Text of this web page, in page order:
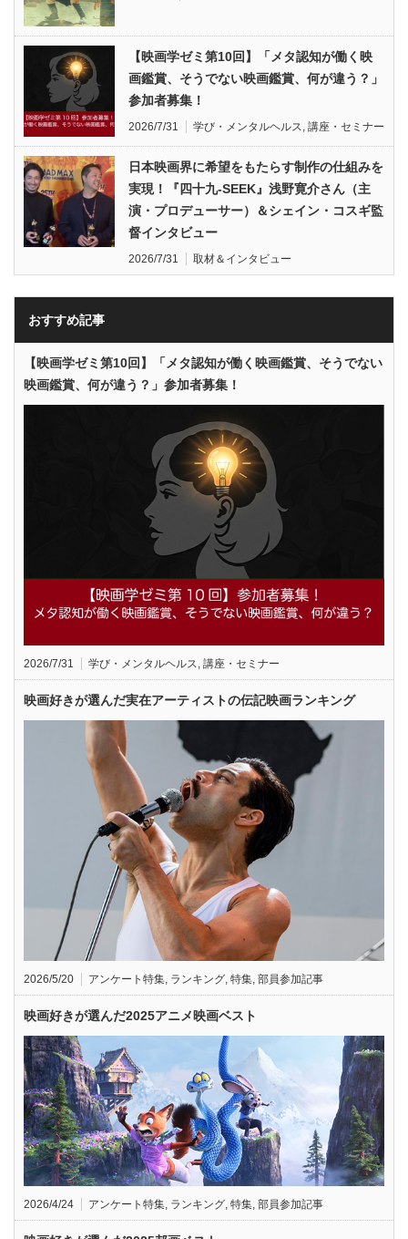
【映画学ゼミ第10回】「メタ認知が働く映
画鑑賞、そうでない映画鑑賞、何が違う？」
参加者募集！
2026/7/31 学び・メンタルヘルス 講座・セミナー
日本映画界に希望をもたらす制作の仕組みを
実現！『四十九-SEEK』浅野寛介さん（主
演・プロデューサー）＆シェイン・コスギ監
督インタビュー
2026/7/31 取材＆インタビュー
おすすめ記事
【映画学ゼミ第10回】「メタ認知が働く映画鑑賞、そうでない
映画鑑賞、何が違う？」参加者募集！
2026/7/31 学び・メンタルヘルス 講座・セミナー
映画好きが選んだ実在アーティストの伝記映画ランキング
2026/5/20 アンケート特集 ランキング 特集 部員参加記事
映画好きが選んだ2025アニメ映画ベスト
2026/4/24 アンケート特集, ランキング, 特集, 部員参加記事